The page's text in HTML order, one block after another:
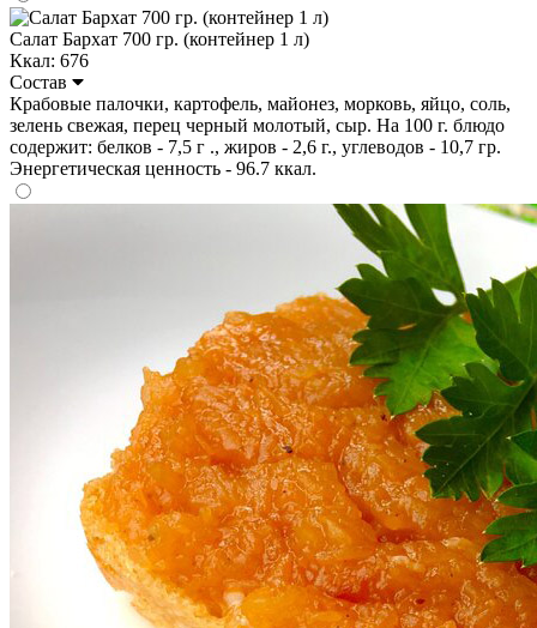
Салат Бархат 700 гр. (контейнер 1 л)
Ккал: 676
Состав
Крабовые палочки, картофель, майонез, морковь, яйцо, соль,
зелень свежая, перец черный молотый, сыр. На 100 г. блюдо
содержит: белков - 7,5 г ., жиров - 2,6 г., углеводов - 10,7 гр.
Энергетическая ценность - 96.7 ккал.